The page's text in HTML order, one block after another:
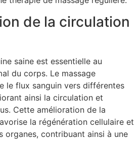
de la circulation
saine est essentielle au
du corps. Le massage
le flux sanguin vers différentes
ainsi la circulation et
Cette amélioration de la
la régénération cellulaire et
organes, contribuant ainsi à une